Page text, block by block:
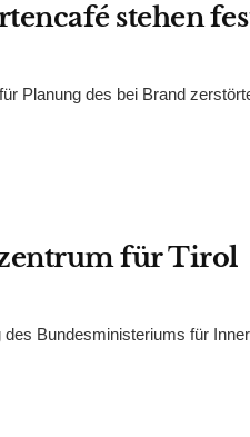
stehen
Planung des bei Brand
für Tirol
Bundesministeriums für